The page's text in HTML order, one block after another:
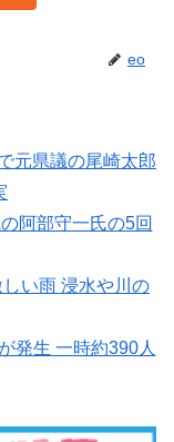
eo
元県議の尾崎太郎
阿部守一氏の5回
い雨 浸水や川の
発生 一時約390人